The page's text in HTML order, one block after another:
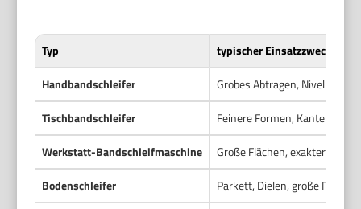
Typ
typischer Einsatzzweck
Handbandschleifer
Grobes Abtragen,
Tischbandschleifer
Feinere Formen, Kanten,
Werkstatt-Bandschleifmaschine
Große Flächen, exakter
Bodenschleifer
Parkett, Dielen, große Flächen